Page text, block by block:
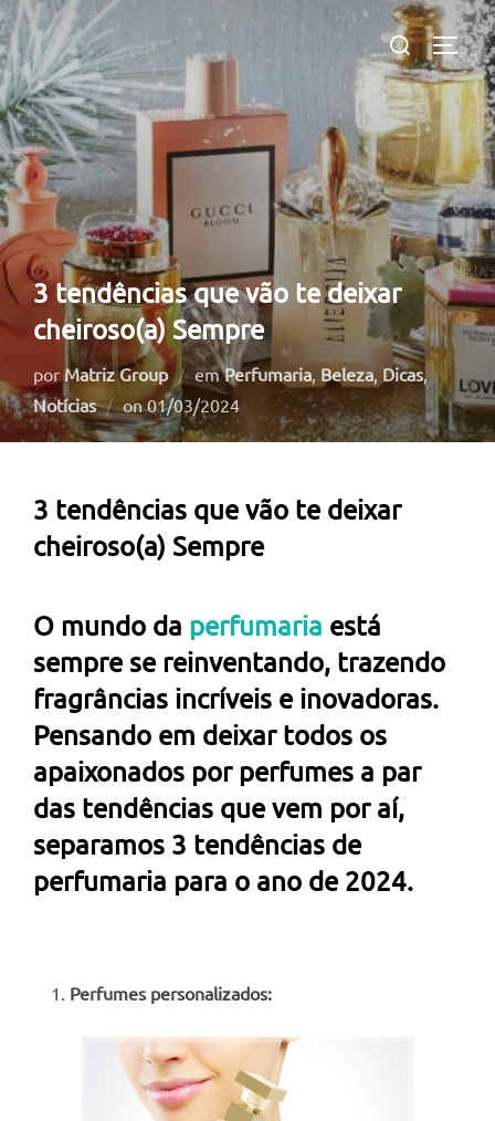
Pular
para
o
conteúdo
Pesquisar
por:
3 tendências que vão te deixar
cheiroso(a) Sempre
por Matriz Group emPerfumaria, Beleza, Dicas,
Notícias
onPostado
em
01/03/2024
3 tendências que vão te deixar
cheiroso(a) Sempre
O mundo da perfumaria está
sempre se reinventando, trazendo
fragrâncias incríveis e inovadoras.
Pensando em deixar todos os
apaixonados por perfumes a par
das tendências que vem por aí,
separamos 3 tendências de
perfumaria para o ano de 2024.
Perfumes personalizados: